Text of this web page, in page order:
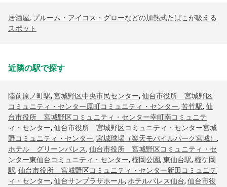
居酒屋, プルーム・アイコス・グローなどの加熱式たばこが吸える
スポット
近隣の駅で探す
陸前原ノ町駅, 宮城野区中央市民センター, 仙台市役所 宮城野区
コミュニティ・センター原町コミュニティ・センター, 苦竹駅, 仙
台市役所 宮城野区コミュニティ・センター幸町南コミュニテ
ィ・センター, 仙台市役所 宮城野区コミュニティ・センター宮城
野コミュニティ・センター, 宮城球場（楽天モバイルパーク宮城） ,
ホテル グリーンパレス, 仙台市役所 宮城野区コミュニティ・セ
ンター東仙台コミュニティ・センター, 榴岡公園, 東仙台駅, 榴ケ岡
駅, 仙台市役所 宮城野区コミュニティ・センター新田コミュニテ
ィ・センター, 仙台サンプラザホール, ホテルパレス仙台, 仙台市役